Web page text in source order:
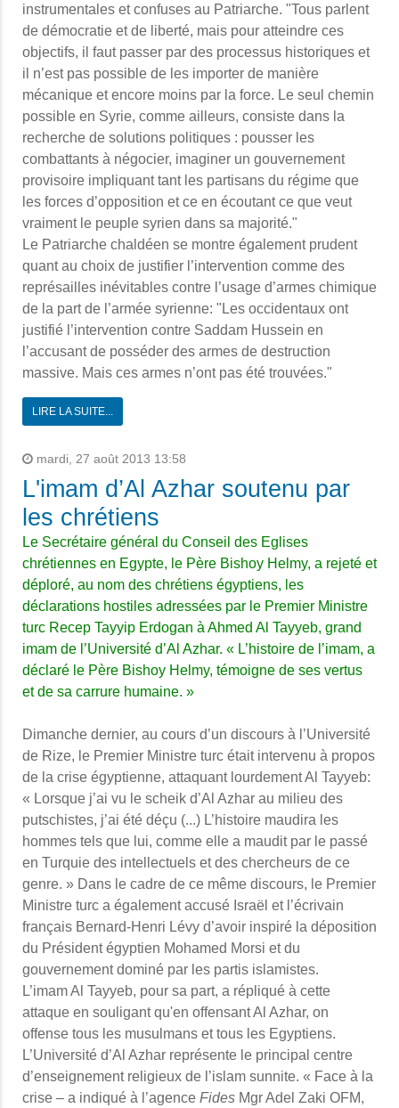
instrumentales et confuses au Patriarche. "Tous parlent
de démocratie et de liberté, mais pour atteindre ces
objectifs, il faut passer par des processus historiques et
il n’est pas possible de les importer de manière
mécanique et encore moins par la force. Le seul chemin
possible en Syrie, comme ailleurs, consiste dans la
recherche de solutions politiques : pousser les
combattants à négocier, imaginer un gouvernement
provisoire impliquant tant les partisans du régime que
les forces d’opposition et ce en écoutant ce que veut
vraiment le peuple syrien dans sa majorité."
Le Patriarche chaldéen se montre également prudent
quant au choix de justifier l’intervention comme des
représailles inévitables contre l’usage d’armes chimique
de la part de l’armée syrienne: "Les occidentaux ont
justifié l’intervention contre Saddam Hussein en
l’accusant de posséder des armes de destruction
massive. Mais ces armes n’ont pas été trouvées."
LIRE LA SUITE...
mardi, 27 août 2013 13:58
L'imam d’Al Azhar soutenu par
les chrétiens
Le Secrétaire général du Conseil des Eglises
chrétiennes en Egypte, le Père Bishoy Helmy, a rejeté et
déploré, au nom des chrétiens égyptiens, les
déclarations hostiles adressées par le Premier Ministre
turc Recep Tayyip Erdogan à Ahmed Al Tayyeb, grand
imam de l’Université d’Al Azhar. « L’histoire de l’imam, a
déclaré le Père Bishoy Helmy, témoigne de ses vertus
et de sa carrure humaine. »
Dimanche dernier, au cours d’un discours à l’Université
de Rize, le Premier Ministre turc était intervenu à propos
de la crise égyptienne, attaquant lourdement Al Tayyeb:
« Lorsque j’ai vu le scheik d’Al Azhar au milieu des
putschistes, j’ai été déçu (...) L’histoire maudira les
hommes tels que lui, comme elle a maudit par le passé
en Turquie des intellectuels et des chercheurs de ce
genre. » Dans le cadre de ce même discours, le Premier
Ministre turc a également accusé Israël et l’écrivain
français Bernard-Henri Lévy d’avoir inspiré la déposition
du Président égyptien Mohamed Morsi et du
gouvernement dominé par les partis islamistes.
L’imam Al Tayyeb, pour sa part, a répliqué à cette
attaque en souligant qu'en offensant Al Azhar, on
offense tous les musulmans et tous les Egyptiens.
L’Université d’Al Azhar représente le principal centre
d’enseignement religieux de l’islam sunnite. « Face à la
crise – a indiqué à l’agence Fides Mgr Adel Zaki OFM,